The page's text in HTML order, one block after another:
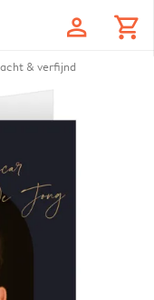
profile shopping_cart
& verfijnd